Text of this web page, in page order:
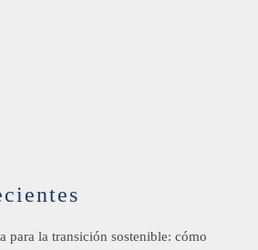
para la transición sostenible: cómo